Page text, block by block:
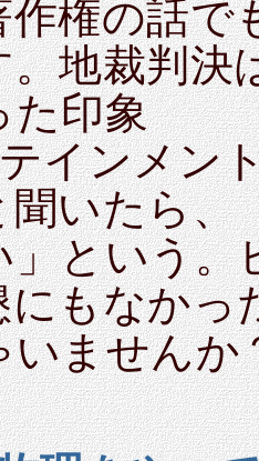
作権の話で
。地裁判決
た印象
インメン
聞いたら、
」という。
にもなかっ
いませんか